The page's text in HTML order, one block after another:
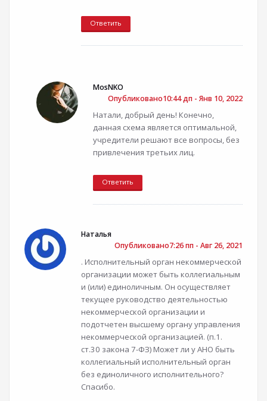
Ответить
MosNKO
Опубликовано10:44 дп - Янв 10, 2022
Натали, добрый день! Конечно,
данная схема является оптимальной,
учредители решают все вопросы, без
привлечения третьих лиц.
Ответить
Наталья
Опубликовано7:26 пп - Авг 26, 2021
. Исполнительный орган некоммерческой
организации может быть коллегиальным
и (или) единоличным. Он осуществляет
текущее руководство деятельностью
некоммерческой организации и
подотчетен высшему органу управления
некоммерческой организацией. (п.1.
ст.30 закона 7-ФЗ) Может ли у АНО быть
коллегиальный исполнительный орган
без единоличного исполнительного?
Спасибо.